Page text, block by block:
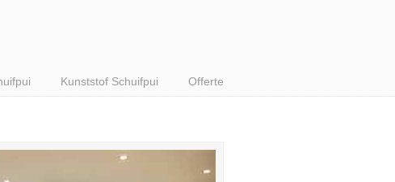
Kunststof Schuifpui Offerte